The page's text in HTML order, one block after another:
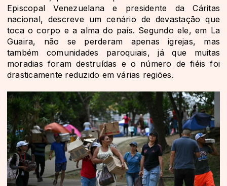
Episcopal Venezuelana e presidente da Cáritas
nacional, descreve um cenário de devastação que
toca o corpo e a alma do país. Segundo ele, em La
Guaira, não se perderam apenas igrejas, mas
também comunidades paroquiais, já que muitas
moradias foram destruídas e o número de fiéis foi
drasticamente reduzido em várias regiões.